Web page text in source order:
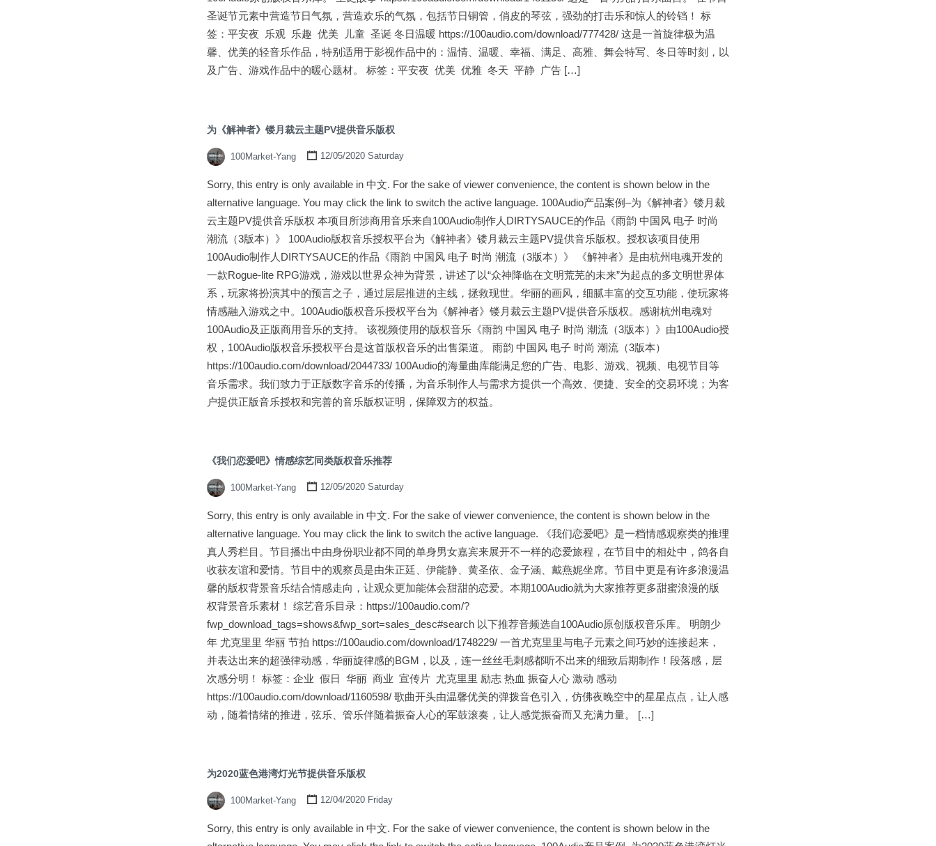
圣诞节元素中营造节日气氛，营造欢乐的气氛，包括节日铜管，俏皮的琴弦，强劲的打击乐和惊人的铃铛！ 标
签：平安夜 乐观 乐趣 优美 儿童 圣诞 冬日温暖 https://100audio.com/download/777428/ 这是一首旋律极为温
馨、优美的轻音乐作品，特别适用于影视作品中的：温情、温暖、幸福、满足、高雅、舞会特写、冬日等时刻，以
及广告、游戏作品中的暖心题材。 标签：平安夜 优美 优雅 冬天 平静 广告 […]
为《解神者》镂月裁云主题PV提供音乐版权
100Market-Yang 12/05/2020 Saturday
Sorry, this entry is only available in 中文. For the sake of viewer convenience, the content is shown below in the
alternative language. You may click the link to switch the active language. 100Audio产品案例–为《解神者》镂月裁
云主题PV提供音乐版权 本项目所涉商用音乐来自100Audio制作人DIRTYSAUCE的作品《雨韵 中国风 电子 时尚
潮流（3版本）》 100Audio版权音乐授权平台为《解神者》镂月裁云主题PV提供音乐版权。授权该项目使用
100Audio制作人DIRTYSAUCE的作品《雨韵 中国风 电子 时尚 潮流（3版本）》 《解神者》是由杭州电魂开发的
一款Rogue-lite RPG游戏，游戏以世界众神为背景，讲述了以“众神降临在文明荒芜的未来”为起点的多文明世界体
系，玩家将扮演其中的预言之子，通过层层推进的主线，拯救现世。华丽的画风，细腻丰富的交互功能，使玩家将
情感融入游戏之中。100Audio版权音乐授权平台为《解神者》镂月裁云主题PV提供音乐版权。感谢杭州电魂对
100Audio及正版商用音乐的支持。 该视频使用的版权音乐《雨韵 中国风 电子 时尚 潮流（3版本）》由100Audio授
权，100Audio版权音乐授权平台是这首版权音乐的出售渠道。 雨韵 中国风 电子 时尚 潮流（3版本）
https://100audio.com/download/2044733/ 100Audio的海量曲库能满足您的广告、电影、游戏、视频、电视节目等
音乐需求。我们致力于正版数字音乐的传播，为音乐制作人与需求方提供一个高效、便捷、安全的交易环境；为客
户提供正版音乐授权和完善的音乐版权证明，保障双方的权益。
《我们恋爱吧》情感综艺同类版权音乐推荐
100Market-Yang 12/05/2020 Saturday
Sorry, this entry is only available in 中文. For the sake of viewer convenience, the content is shown below in the
alternative language. You may click the link to switch the active language. 《我们恋爱吧》是一档情感观察类的推理
真人秀栏目。节目播出中由身份职业都不同的单身男女嘉宾来展开不一样的恋爱旅程，在节目中的相处中，鸽各自
收获友谊和爱情。节目中的观察员是由朱正廷、伊能静、黄圣依、金子涵、戴燕妮坐席。节目中更是有许多浪漫温
馨的版权背景音乐结合情感走向，让观众更加能体会甜甜的恋爱。本期100Audio就为大家推荐更多甜蜜浪漫的版
权背景音乐素材！ 综艺音乐目录：https://100audio.com/?
fwp_download_tags=shows&fwp_sort=sales_desc#search 以下推荐音频选自100Audio原创版权音乐库。 明朗少
年 尤克里里 华丽 节拍 https://100audio.com/download/1748229/ 一首尤克里里与电子元素之间巧妙的连接起来，
并表达出来的超强律动感，华丽旋律感的BGM，以及，连一丝丝毛刺感都听不出来的细致后期制作！段落感，层
次感分明！ 标签：企业 假日 华丽 商业 宣传片 尤克里里 励志 热血 振奋人心 激动 感动
https://100audio.com/download/1160598/ 歌曲开头由温馨优美的弹拨音色引入，仿佛夜晚空中的星星点点，让人感
动，随着情绪的推进，弦乐、管乐伴随着振奋人心的军鼓滚奏，让人感觉振奋而又充满力量。 […]
为2020蓝色港湾灯光节提供音乐版权
100Market-Yang 12/04/2020 Friday
Sorry, this entry is only available in 中文. For the sake of viewer convenience, the content is shown below in the